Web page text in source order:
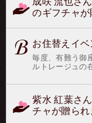
認中です。）バ
のお住替えの
原 檸檬殿秋山
１１名となりま
御座いませんで
のギフチャ
毎度、有難う御
ルトレージュの
ト」とは、お客
ンケート投票の
いホストを、姉
るイベントで御
紫水 紅葉さ
チャが贈られ